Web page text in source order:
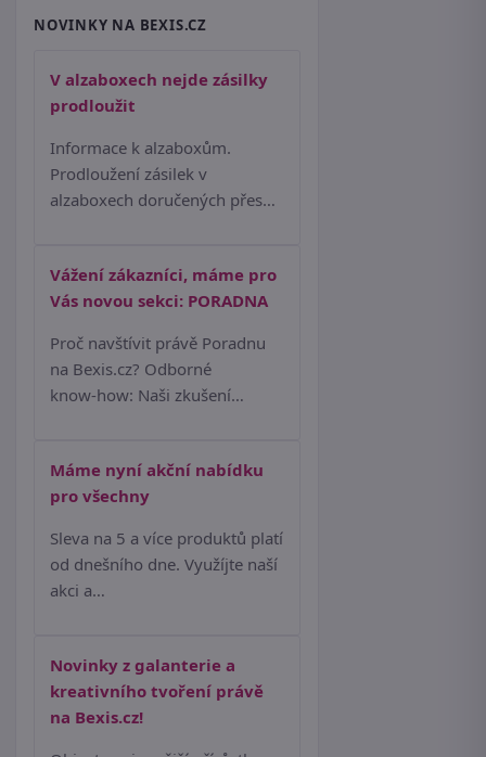
NOVINKY NA BEXIS.CZ
V alzaboxech nejde zásilky
prodloužit
Informace k alzaboxům.
Prodloužení zásilek v
alzaboxech doručených přes…
Vážení zákazníci, máme pro
Vás novou sekci: PORADNA
Proč navštívit právě Poradnu
na Bexis.cz? Odborné
know‑how: Naši zkušení…
Máme nyní akční nabídku
pro všechny
Sleva na 5 a více produktů platí
od dnešního dne. Využíjte naší
akci a…
Novinky z galanterie a
kreativního tvoření právě
na Bexis.cz!